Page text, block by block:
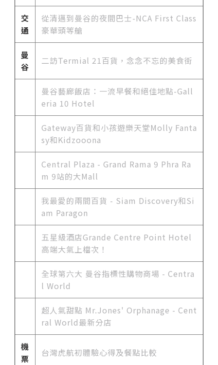
交
通
從清邁到曼谷的夜間巴士-NCA First Class
豪華頭等艙
曼
谷
二訪Termial 21百貨，念念不忘的美食街
曼谷藝廊飯店：一流早餐和絕佳地點-Gall
eria 10 Hotel
Gateway百貨和小孩遊樂天堂Molly Fanta
sy和Kidzooona
Central Plaza - Grand Rama 9 Phra Ra
m 9站的大Mall
我最愛的兩間百貨 - Siam Discovery和Si
am Paragon
五星級酒店Grande Centre Point Hotel
高端大氣上檔次！
全球第六大 曼谷指標性購物商場 - Centra
l World
超人氣甜點 Mr.Jones' Orphanage - Cent
ral World最新分店
機
票
台灣虎航初體驗心得及餐點比較